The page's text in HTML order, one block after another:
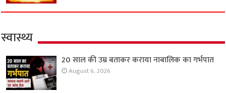
स्वास्थ्य
20 साल की उम्र बताकर कराया नाबालिक का गर्भपात
August 6, 2026